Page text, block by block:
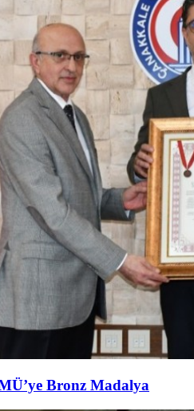
Bronz Madalya